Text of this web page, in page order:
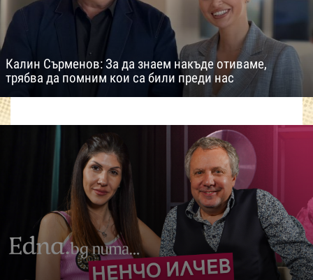
Калин Сърменов: За да знаем накъде отиваме,
трябва да помним кои са били преди нас